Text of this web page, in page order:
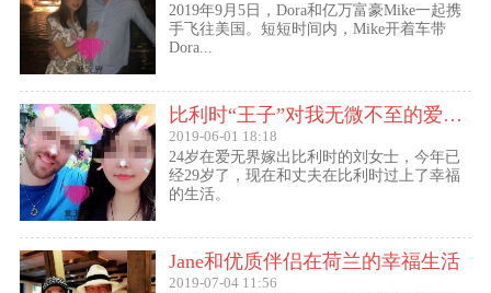
2019年9月5日，Dora和亿万富豪Mike一起携
手飞往美国。短短时间内，Mike开着车带
Dora...
比利时“王子”对我无微不至的爱（爱无界刘女士的海外生活）
2019-06-01 18:18
24岁在爱无界嫁出比利时的刘女士，今年已
经29岁了，现在和丈夫在比利时过上了幸福
的生活。
Jane和优质伴侣在荷兰的幸福生活
2019-07-04 11:56